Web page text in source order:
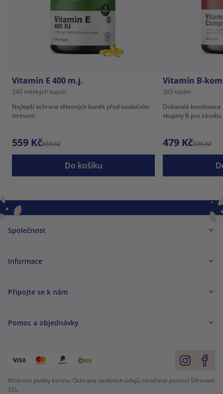
Vitamín E 400 m.j.
240 měkkých kapslí
Nejlepší ochrana tělesných buněk před oxidačním
stresem.
559 Kč659 Kč
Do košíku
Vitamín B-
365 tablet
Dokonalá
skupiny B pro
479 Kč599 Kč
Společnost
Informace
Připojte se k nám
Pomoc a objednávky
Možnost platby kartou. Ochrana osobních údajů zaručena pomocí šifrování
SSL.